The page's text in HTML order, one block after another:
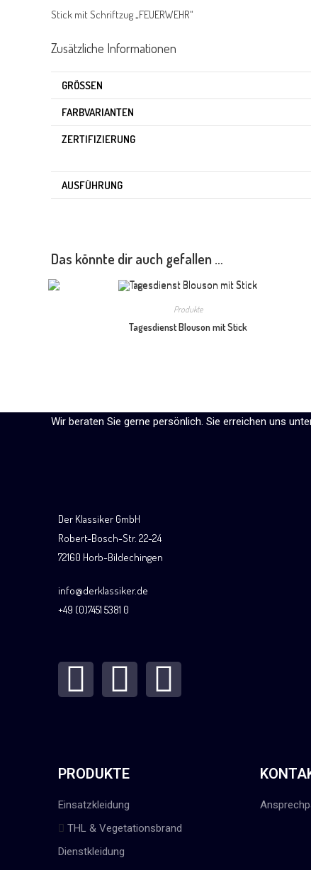
Stick mit Schriftzug „FEUERWEHR“
Zusätzliche Informationen
GRÖSSEN
FARBVARIANTEN
ZERTIFIZIERUNG
AUSFÜHRUNG
Das könnte dir auch gefallen …
Produkte
Tagesdienst Blouson mit Stick
Wir beraten Sie gerne persönlich. Sie erreichen uns
Der Klassiker GmbH
Robert-Bosch-Str. 22-24
72160 Horb-Bildechingen
info@derklassiker.de
+49 (0)7451 5381 0
PRODUKTE
Einsatzkleidung
THL & Vegetationsbrand
Dienstkleidung